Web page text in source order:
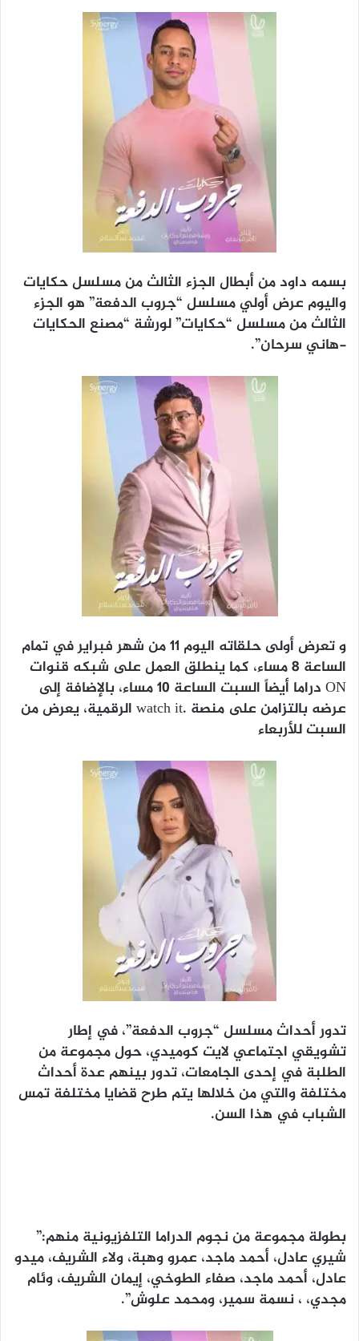
بسمه داود من أبطال الجزء الثالث من مسلسل حكايات
واليوم عرض أولي مسلسل “جروب الدفعة” هو الجزء
الثالث من مسلسل “حكايات” لورشة “مصنع الحكايات
-هاني سرحان”.
و تعرض أولى حلقاته اليوم 11 من شهر فبراير في تمام
الساعة 8 مساء، كما ينطلق العمل على شبكه قنوات
ON دراما أيضاً السبت الساعة 10 مساء، بالإضافة إلى
عرضه بالتزامن على منصة .watch it الرقمية، يعرض من
السبت للأربعاء
تدور أحداث مسلسل “جروب الدفعة”، في إطار
تشويقي اجتماعي لايت كوميدي، حول مجموعة من
الطلبة في إحدى الجامعات، تدور بينهم عدة أحداث
مختلفة والتي من خلالها يتم طرح قضايا مختلفة تمس
الشباب في هذا السن.
بطولة مجموعة من نجوم الدراما التلفزيونية منهم:”
شيري عادل، أحمد ماجد، عمرو وهبة، ولاء الشريف، ميدو
عادل، أحمد ماجد، صفاء الطوخي، إيمان الشريف، وئام
مجدي، ، نسمة سمير، ومحمد علوش”.